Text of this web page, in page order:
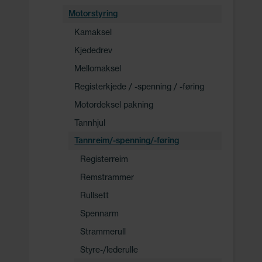
Motorstyring
Kamaksel
Kjededrev
Mellomaksel
Registerkjede / -spenning / -føring
Motordeksel pakning
Tannhjul
Tannreim/-spenning/-føring
Registerreim
Remstrammer
Rullsett
Spennarm
Strammerull
Styre-/lederulle